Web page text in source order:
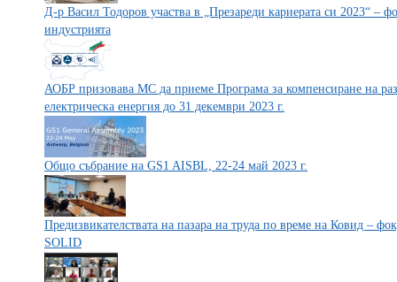
Д-р Васил Тодоров участва в „Презареди кариерата си 2023“ –
индустрията
АОБР призовава МС да приеме Програма за компенсиране на
електрическа енергия до 31 декември 2023 г.
Общо събрание на GS1 AISBL, 22-24 май 2023 г.
Предизвикателствата на пазара на труда по време на Ковид –
SOLID